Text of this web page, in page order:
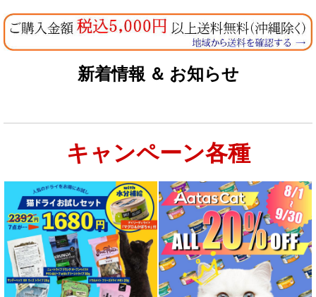
なちゅのオリジナルセット
お試しドライフード少量パック犬用
特集：大型犬＆多頭飼い用：セット＆大袋ドッグフード
特集 グリーントライプ（第４胃）とは
特集 フリーズドライ
特集 エアドライフード
新着情報 ＆ お知らせ
キャンペーン各種